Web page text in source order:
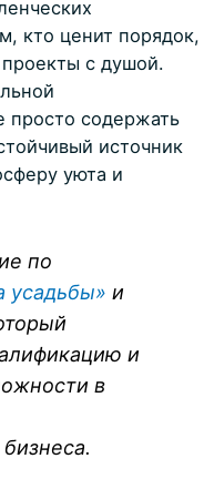
кто ценит порядок,
с душой.
просто содержать
источник
уюта и
по
усадьбы» и
и
в